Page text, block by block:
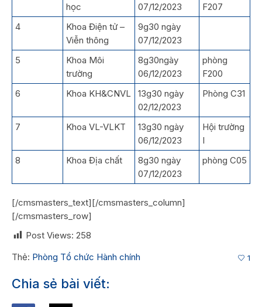
học
07/12/2023
F207
4
Khoa Điện tử –
Viễn thông
9g30 ngày
07/12/2023
5
Khoa Môi
trường
8g30ngày
06/12/2023
phòng
F200
6
Khoa KH&CNVL
13g30 ngày
02/12/2023
Phòng C31
7 Khoa VL-VLKT
13g30 ngày
06/12/2023
Hội trường
I
8
Khoa Địa chất
8g30 ngày
07/12/2023
phòng C05
[/cmsmasters_text][/cmsmasters_column]
[/cmsmasters_row]
Post Views: 258
Thẻ: Phòng Tổ chức Hành chính 1
Chia sẻ bài viết: